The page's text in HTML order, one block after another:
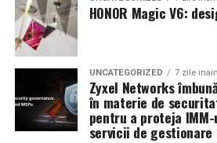
HONOR Magic V6:
UNCATEGORIZED 7 zile
Zyxel Networks
în materie de
pentru a proteja
servicii de gestionare